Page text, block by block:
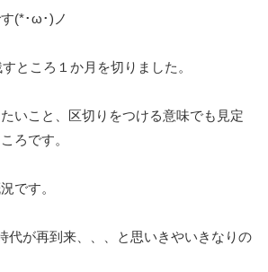
(*･ω･)ノ
ところ１か月を切りました。
いこと、区切りをつける意味でも見定
ろです。
です。
代が再到来、、、と思いきやいきなりの